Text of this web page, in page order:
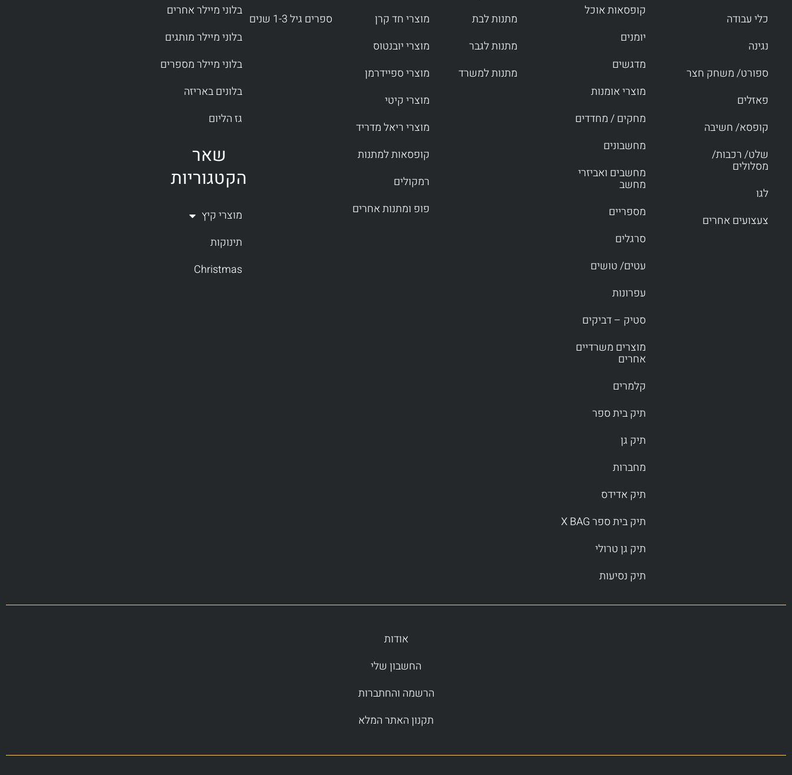
כלי עבודה
נגינה
ספורט/ משחק חצר
פאזלים
קופסא/ חשיבה
שלט/ רכבות/
מסלולים
לגו
צעצועים אחרים
קופסאות אוכל
יומנים
מדגשים
מוצרי אומנות
מחקים / מחדדים
מחשבונים
מחשבים ואביזרי
מחשב
מספריים
סרגלים
עטים/ טושים
עפרונות
סטיק – דביקים
מוצרים משרדיים
אחרים
קלמרים
תיק בית ספר
תיק גן
מחברות
תיק אדידס
תיק בית ספר X BAG
תיק גן טרולי
תיק נסיעות
מתנות לבת
מתנות לגבר
מתנות למשרד
מוצרי חד קרן
מוצרי יובנטוס
מוצרי ספיידרמן
מוצרי קיטי
מוצרי ריאל מדריד
קופסאות למתנות
רמקולים
פופ ומתנות אחרים
ספרים גיל 1-3 שנים
בלוני מיילר אחרים
בלוני מיילר מותגים
בלוני מיילר מספרים
בלונים באריזה
גז הליום
שאר
הקטגוריות
מוצרי קיץ
תינוקות
Christmas
אודות
החשבון שלי
הרשמה והחתברות
תקנון האתר המלא